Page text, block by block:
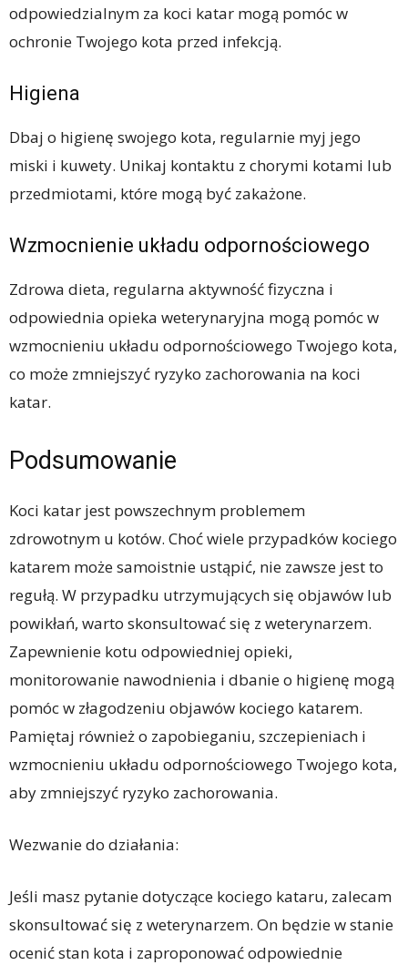
odpowiedzialnym za koci katar mogą pomóc w
ochronie Twojego kota przed infekcją.
Higiena
Dbaj o higienę swojego kota, regularnie myj jego
miski i kuwety. Unikaj kontaktu z chorymi kotami lub
przedmiotami, które mogą być zakażone.
Wzmocnienie układu odpornościowego
Zdrowa dieta, regularna aktywność fizyczna i
odpowiednia opieka weterynaryjna mogą pomóc w
wzmocnieniu układu odpornościowego Twojego kota,
co może zmniejszyć ryzyko zachorowania na koci
katar.
Podsumowanie
Koci katar jest powszechnym problemem
zdrowotnym u kotów. Choć wiele przypadków kociego
katarem może samoistnie ustąpić, nie zawsze jest to
regułą. W przypadku utrzymujących się objawów lub
powikłań, warto skonsultować się z weterynarzem.
Zapewnienie kotu odpowiedniej opieki,
monitorowanie nawodnienia i dbanie o higienę mogą
pomóc w złagodzeniu objawów kociego katarem.
Pamiętaj również o zapobieganiu, szczepieniach i
wzmocnieniu układu odpornościowego Twojego kota,
aby zmniejszyć ryzyko zachorowania.
Wezwanie do działania:
Jeśli masz pytanie dotyczące kociego kataru, zalecam
skonsultować się z weterynarzem. On będzie w stanie
ocenić stan kota i zaproponować odpowiednie